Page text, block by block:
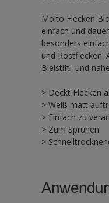
Molto Flecken
einfach und
besonders
und Rostflecken.
Bleistift- und
> Deckt Flecken
> Weiß matt
> Einfach zu
> Zum Sprühen
>